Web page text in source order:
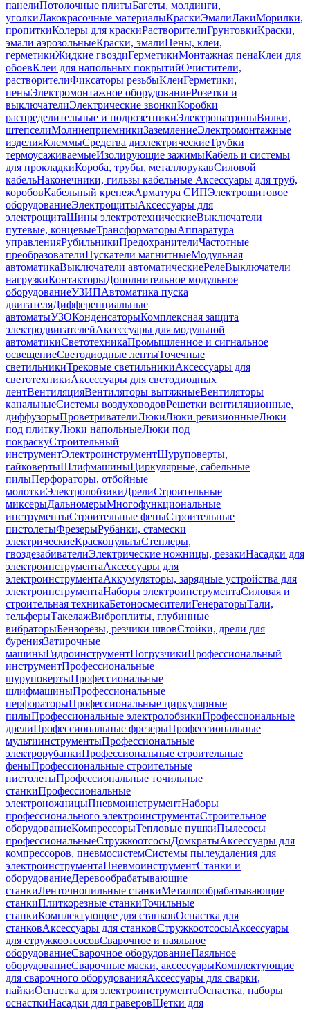
панелиПотолочные плитыБагеты, молдинги,
уголкиЛакокрасочные материалыКраскиЭмалиЛакиМорилки,
пропиткиКолеры для краскиРастворителиГрунтовкиКраски,
эмали аэрозольныеКраски, эмалиПены, клеи,
герметикиЖидкие гвоздиГерметикиМонтажная пенаКлеи для
обоевКлеи для напольных покрытийОчистители,
растворителиФиксаторы резьбыКлеиГерметики,
пеныЭлектромонтажное оборудованиеРозетки и
выключателиЭлектрические звонкиКоробки
распределительные и подрозетникиЭлектропатроныВилки,
штепселиМолниеприемникиЗаземлениеЭлектромонтажные
изделияКлеммыСредства диэлектрическиеТрубки
термоусаживаемыеИзолирующие зажимыКабель и системы
для прокладкиКороба, трубы, металлорукавСиловой
кабельНаконечники, гильзы кабельные Аксессуары для труб,
коробовКабельный крепежАрматура СИПЭлектрощитовое
оборудованиеЭлектрощитыАксессуары для
электрощитаШины электротехническиеВыключатели
путевые, концевыеТрансформаторыАппаратура
управленияРубильникиПредохранителиЧастотные
преобразователиПускатели магнитныеМодульная
автоматикаВыключатели автоматическиеРелеВыключатели
нагрузкиКонтакторыДополнительное модульное
оборудованиеУЗИПАвтоматика пуска
двигателяДифференциальные
автоматыУЗОКонденсаторыКомплексная защита
электродвигателейАксессуары для модульной
автоматикиСветотехникаПромышленное и сигнальное
освещениеСветодиодные лентыТочечные
светильникиТрековые светильникиАксессуары для
светотехникиАксессуары для светодиодных
лентВентиляцияВентиляторы вытяжныеВентиляторы
канальныеСистемы воздуховодовРешетки вентиляционные,
диффузорыПроветривателиЛюкиЛюки ревизионныеЛюки
под плиткуЛюки напольныеЛюки под
покраскуСтроительный
инструментЭлектроинструментШуруповерты,
гайковертыШлифмашиныЦиркулярные, сабельные
пилыПерфораторы, отбойные
молоткиЭлектролобзикиДрелиСтроительные
миксерыДальномерыМногофункциональные
инструментыСтроительные феныСтроительные
пистолетыФрезерыРубанки, стамески
электрическиеКраскопультыСтеплеры,
гвоздезабивателиЭлектрические ножницы, резакиНасадки для
электроинструментаАксессуары для
электроинструментаАккумуляторы, зарядные устройства для
электроинструментаНаборы электроинструментаСиловая и
строительная техникаБетоносмесителиГенераторыТали,
тельферыТакелажВиброплиты, глубинные
вибраторыБензорезы, резчики швовСтойки, дрели для
буренияЗатирочные
машиныГидроинструментПогрузчикиПрофессиональный
инструментПрофессиональные
шуруповертыПрофессиональные
шлифмашиныПрофессиональные
перфораторыПрофессиональные циркулярные
пилыПрофессиональные электролобзикиПрофессиональные
дрелиПрофессиональные фрезерыПрофессиональные
мультиинструментыПрофессиональные
электрорубанкиПрофессиональные строительные
феныПрофессиональные строительные
пистолетыПрофессиональные точильные
станкиПрофессиональные
электроножницыПневмоинструментНаборы
профессионального электроинструментаСтроительное
оборудованиеКомпрессорыТепловые пушкиПылесосы
профессиональныеСтружкоотсосыДомкратыАксессуары для
компрессоров, пневмосистемСистемы пылеудаления для
электроинструментаПневмоинструментСтанки и
оборудованиеДеревообрабатывающие
станкиЛенточнопильные станкиМеталлообрабатывающие
станкиПлиткорезные станкиТочильные
станкиКомплектующие для станковОснастка для
станковАксессуары для станковСтружкоотсосыАксессуары
для стружкоотсосовСварочное и паяльное
оборудованиеСварочное оборудованиеПаяльное
оборудованиеСварочные маски, аксессуарыКомплектующие
для сварочного оборудованияАксессуары для сварки,
пайкиОснастка для электроинструментаОснастка, наборы
оснасткиНасадки для граверовЩетки для